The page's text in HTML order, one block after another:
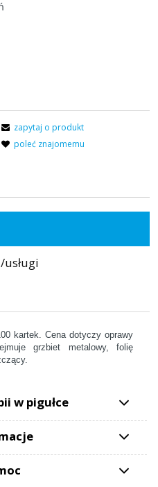
zapytaj o produkt
poleć znajomemu
kartek. Cena dotyczy oprawy
grzbiet metalowy, folię
w pigułce